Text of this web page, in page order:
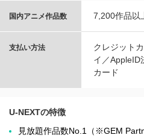
国内アニメ作品数 7,200作品以
支払い方法
クレジット
イ／AppleID
カード
U-NEXTの特徴
見放題作品数No.1（※GEM